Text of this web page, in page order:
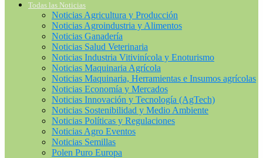
Todas las Noticias
Noticias Agricultura y Producción
Noticias Agroindustria y Alimentos
Noticias Ganadería
Noticias Salud Veterinaria
Noticias Industria Vitivinícola y Enoturismo
Noticias Maquinaria Agrícola
Noticias Maquinaria, Herramientas e Insumos agrícolas
Noticias Economía y Mercados
Noticias Innovación y Tecnología (AgTech)
Noticias Sostenibilidad y Medio Ambiente
Noticias Políticas y Regulaciones
Noticias Agro Eventos
Noticias Semillas
Polen Puro Europa